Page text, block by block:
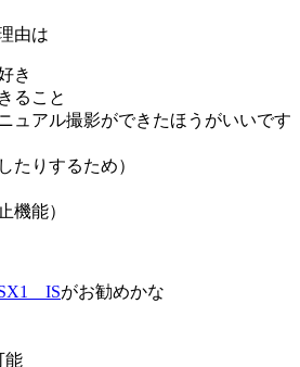
由は
き
ること
ュアル撮影ができたほうがいいです
たりするため）
機能）
SX1 ISがお勧めかな
能